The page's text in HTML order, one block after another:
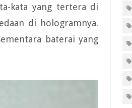
kata yang tertera di
di hologramnya.
baterai yang